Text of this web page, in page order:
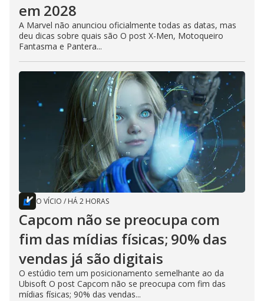
em 2028
A Marvel não anunciou oficialmente todas as datas, mas
deu dicas sobre quais são O post X-Men, Motoqueiro
Fantasma e Pantera...
O VÍCIO / HÁ 2 HORAS
Capcom não se preocupa com
fim das mídias físicas; 90% das
vendas já são digitais
O estúdio tem um posicionamento semelhante ao da
Ubisoft O post Capcom não se preocupa com fim das
mídias físicas; 90% das vendas...